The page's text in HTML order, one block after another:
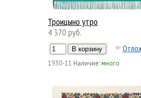
Троицыно утро
4 370 руб.
1930-11 Наличие:много